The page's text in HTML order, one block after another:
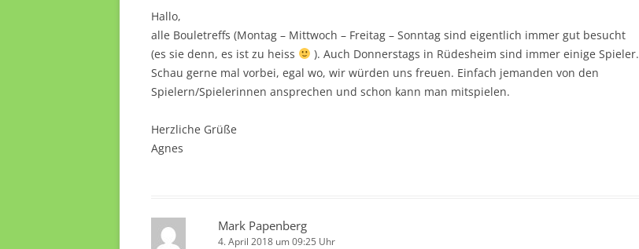
Hallo,
alle Bouletreffs (Montag – Mittwoch – Freitag – Sonntag sind eigentlich immer gut besucht
(es sie denn, es ist zu heiss
). Auch Donnerstags in Rüdesheim sind immer einige Spieler.
Schau gerne mal vorbei, egal wo, wir würden uns freuen. Einfach jemanden von den
Spielern/Spielerinnen ansprechen und schon kann man mitspielen.
Herzliche Grüße
Agnes
Mark Papenberg
4. April 2018 um 09:25 Uhr